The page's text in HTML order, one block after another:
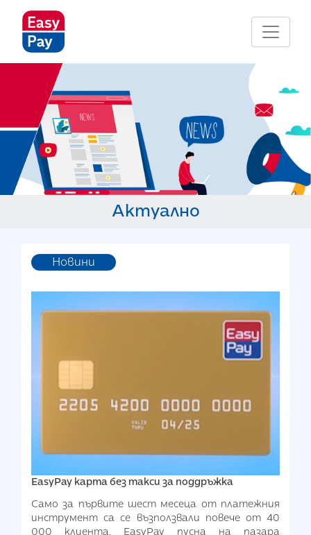
Актуално
Новини
EasyPay карта без такси за поддръжка
Само за първите шест месеца от платежния
инструмент са се възползвали повече от 40
000 клиента. EasyPay пусна на пазара